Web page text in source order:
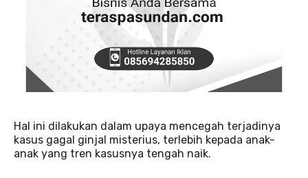
Hal ini dilakukan dalam upaya mencegah terjadinya
kasus gagal ginjal misterius, terlebih kepada anak-
anak yang tren kasusnya tengah naik.